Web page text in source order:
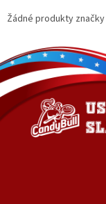
Žádné produkty značky
á
p
a
í